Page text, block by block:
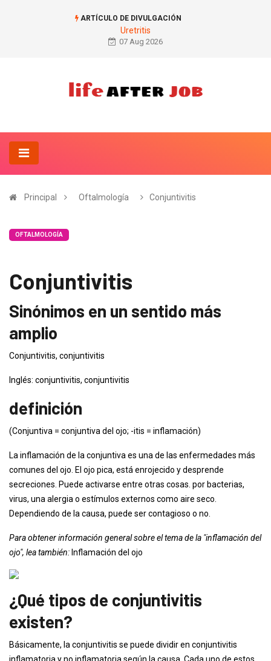
ARTÍCULO DE DIVULGACIÓN
Uretritis
07 Aug 2026
Principal Oftalmología Conjuntivitis
OFTALMOLOGÍA
Conjuntivitis
Sinónimos en un sentido más
amplio
Conjuntivitis, conjuntivitis
Inglés: conjuntivitis, conjuntivitis
definición
(Conjuntiva = conjuntiva del ojo; -itis = inflamación)
La inflamación de la conjuntiva es una de las enfermedades más
comunes del ojo. El ojo pica, está enrojecido y desprende
secreciones. Puede activarse entre otras cosas. por bacterias,
virus, una alergia o estímulos externos como aire seco.
Dependiendo de la causa, puede ser contagioso o no.
Para obtener información general sobre el tema de la "inflamación del
ojo", lea también: Inflamación del ojo
¿Qué tipos de conjuntivitis
existen?
Básicamente, la conjuntivitis se puede dividir en conjuntivitis